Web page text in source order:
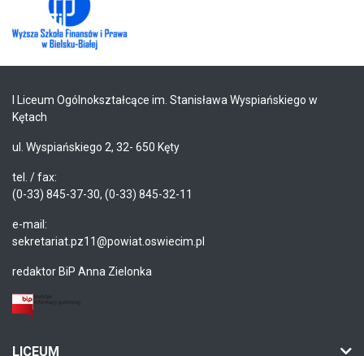
I Liceum Ogólnokształcące im. Stanisława Wyspiańskiego w
Kętach
ul. Wyspiańskiego 2, 32- 650 Kęty
tel. / fax:
(0-33) 845-37-30, (0-33) 845-32-11
e-mail:
sekretariat.pz11@powiat.oswiecim.pl
redaktor BiP Anna Zielonka
LICEUM